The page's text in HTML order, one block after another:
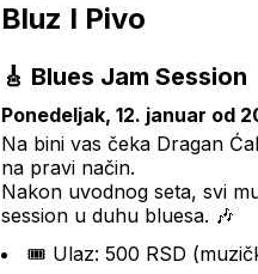
Bluz I Pivo
🎸 Blues Jam Session
Ponedeljak, 12. januar od
Na bini vas čeka Dragan
na pravi način.
Nakon uvodnog seta, svi
session u duhu bluesa. 🎶
🎟 Ulaz: 500 RSD